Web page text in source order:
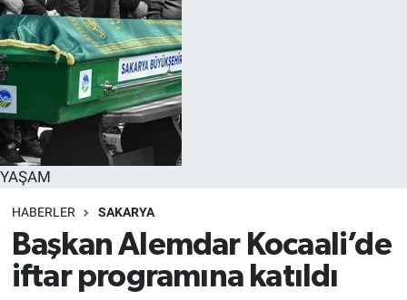
YAŞAM
HABERLER SAKARYA
Başkan Alemdar Kocaali’de
iftar programına katıldı